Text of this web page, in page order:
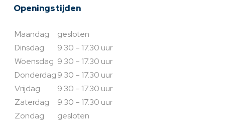
Openingstijden
Maandag
gesloten
Dinsdag
9.30 – 17.30 uur
Woensdag 9.30 – 17.30 uur
Donderdag9.30 – 17.30 uur
Vrijdag
9.30 – 17.30 uur
Zaterdag
9.30 – 17.30 uur
Zondag
gesloten